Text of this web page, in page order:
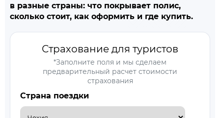
в разные страны: что покрывает полис,
сколько стоит, как оформить и где купить.
Страхование для туристов
*Заполните поля и мы сделаем
предварительный расчет стоимости
страхования
Страна поездки